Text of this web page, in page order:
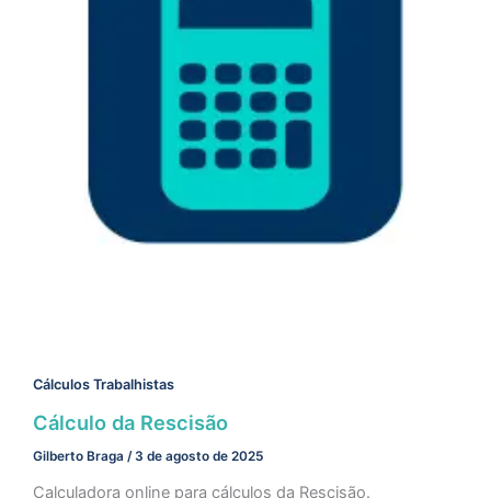
Cálculos Trabalhistas
Cálculo da Rescisão
Gilberto Braga / 3 de agosto de 2025
Calculadora online para cálculos da Rescisão.